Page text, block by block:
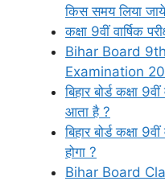
किस समय लिया
कक्षा 9वीं वार्षिक
Bihar Board
Examination
बिहार बोर्ड कक्षा
आता है ?
बिहार बोर्ड कक्षा
होगा ?
Bihar Board